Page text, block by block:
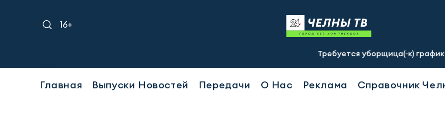
16+
Требуется уборщица(-к) график 2/2, с
Главная Выпуски Новостей Передачи О Нас Реклама Справочник